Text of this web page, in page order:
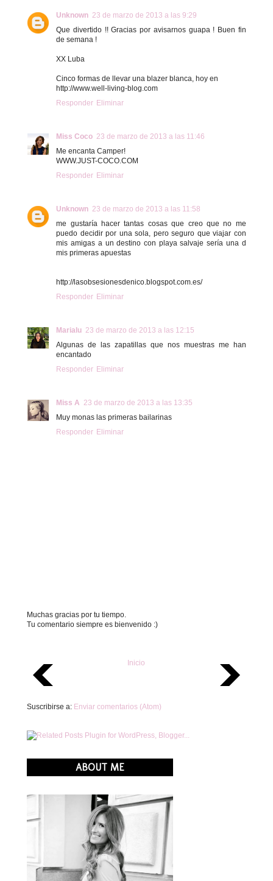
Unknown 23 de marzo de 2013 a las 9:29
Que divertido !! Gracias por avisarnos guapa ! Buen fin
de semana !
XX Luba
Cinco formas de llevar una blazer blanca, hoy en
http://www.well-living-blog.com
Responder Eliminar
Miss Coco 23 de marzo de 2013 a las 11:46
Me encanta Camper!
WWW.JUST-COCO.COM
Responder Eliminar
Unknown 23 de marzo de 2013 a las 11:58
me gustaría hacer tantas cosas que creo que no me
puedo decidir por una sola, pero seguro que viajar con
mis amigas a un destino con playa salvaje sería una d
mis primeras apuestas
http://lasobsesionesdenico.blogspot.com.es/
Responder Eliminar
Marialu 23 de marzo de 2013 a las 12:15
Algunas de las zapatillas que nos muestras me han
encantado
Responder Eliminar
Miss A 23 de marzo de 2013 a las 13:35
Muy monas las primeras bailarinas
Responder Eliminar
Muchas gracias por tu tiempo.
Tu comentario siempre es bienvenido :)
Inicio
Suscribirse a: Enviar comentarios (Atom)
ABOUT ME